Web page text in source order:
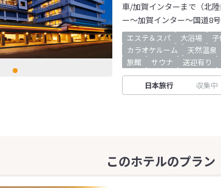
車/加賀インターまで（北
ー～加賀インター～国道8
エステ＆スパ 大浴場
カラオケルーム
天然温泉
旅館
サウナ 送迎有り
日本旅行 収集中